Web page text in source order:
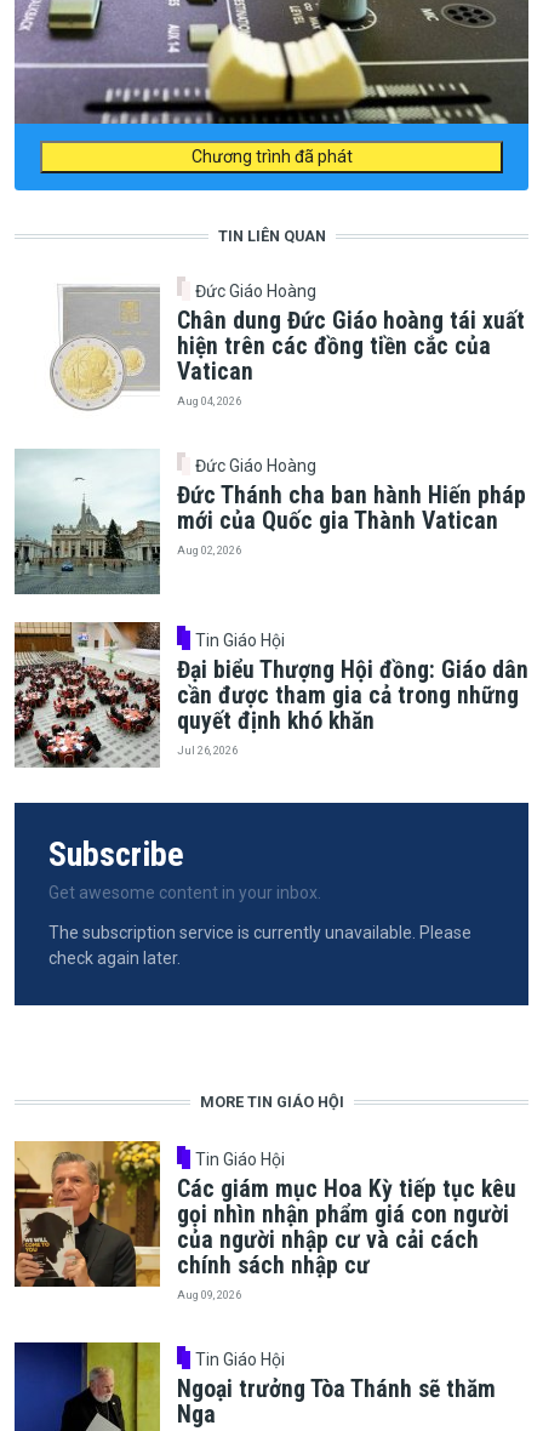
Chương trình đã phát
TIN LIÊN QUAN
Đức Giáo Hoàng
Chân dung Đức Giáo hoàng tái xuất
hiện trên các đồng tiền cắc của
Vatican
Aug 04, 2026
Đức Giáo Hoàng
Đức Thánh cha ban hành Hiến pháp
mới của Quốc gia Thành Vatican
Aug 02, 2026
Tin Giáo Hội
Đại biểu Thượng Hội đồng: Giáo dân
cần được tham gia cả trong những
quyết định khó khăn
Jul 26, 2026
Subscribe
Get awesome content in your inbox.
The subscription service is currently unavailable. Please
check again later.
MORE TIN GIÁO HỘI
Tin Giáo Hội
Các giám mục Hoa Kỳ tiếp tục kêu
gọi nhìn nhận phẩm giá con người
của người nhập cư và cải cách
chính sách nhập cư
Aug 09, 2026
Tin Giáo Hội
Ngoại trưởng Tòa Thánh sẽ thăm
Nga